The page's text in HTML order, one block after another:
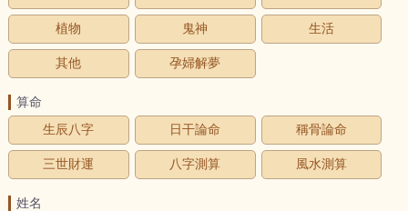
植物 鬼神 生活
其他 孕婦解夢
算命
生辰八字
日干論命 稱骨論命
三世財運 八字測算 風水測算
姓名